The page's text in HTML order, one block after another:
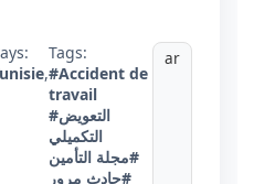
,
Tags:
#Accident de
travail
#التعويض
التكميلي
#مجلة التأمين
#حادث مرور
ar